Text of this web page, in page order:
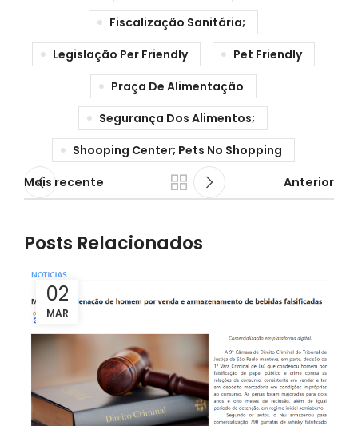
Fiscalização Sanitária;
Legislação Per Friendly
Pet Friendly
Praça De Alimentação
Segurança Dos Alimentos;
Shooping Center; Pets No Shopping
Mais recente
Anterior
Posts Relacionados
02
MAR